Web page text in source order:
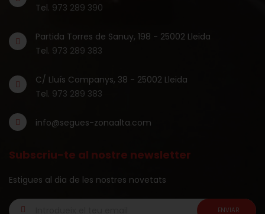
Tel. 973 289 390
Partida Torres de Sanuy, 198 - 25002 Lleida
Tel. 973 289 383
C/ Lluís Companys, 38 - 25002 Lleida
Tel. 973 289 383
info@segues-zonaalta.com
Subscriu-te al nostre newsletter
Estigues al dia de les nostres novetats